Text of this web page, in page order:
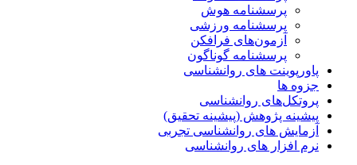
پرسشنامه هوش
پرسشنامه ورزشی
آزمون‌های فرافکن
پرسشنامه گوناگون
پاورپوینت های روانشناسی
جزوه ها
پروتکل‌های روانشناسی
پیشینه پژوهش (پیشینه تحقیق)
آزمایش های روانشناسی تجربی
نرم افزار های روانشناسی